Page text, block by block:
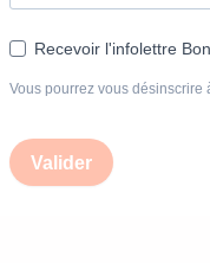
Recevoir l'infolettre
Vous pourrez vous désinscrire
Valider